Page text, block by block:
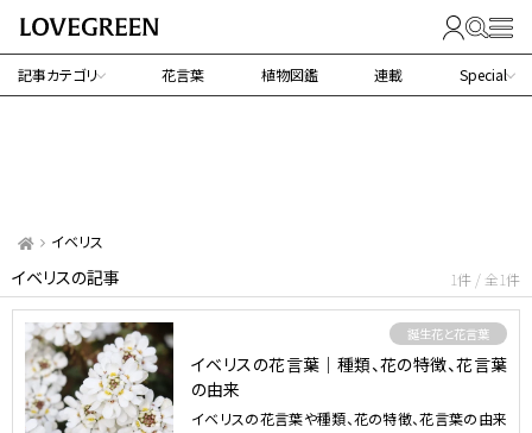
記事カテゴリ 花言葉 植物図鑑 連載 Special
イベリス
イベリスの記事 1件 / 全1件
誕生花と花言葉
イベリスの花言葉｜種類、花の特徴、花言葉
の由来
イベリスの花言葉や種類、花の特徴、花言葉の由来